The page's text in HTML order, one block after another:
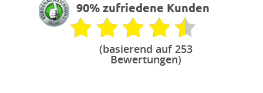
90% zufriedene Kunden
(basierend auf 253
Bewertungen)